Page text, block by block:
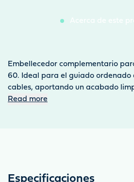
Acerca de este
Embellecedor complementario
60. Ideal para el guiado ordenado
cables, aportando un acabado
Read more
Especificaciones